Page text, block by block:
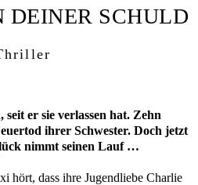
DEINER SCHULD
er sie verlassen hat. Zehn
ihrer Schwester. Doch jetzt
nimmt seinen Lauf …
hört, dass ihre Jugendliebe Charlie